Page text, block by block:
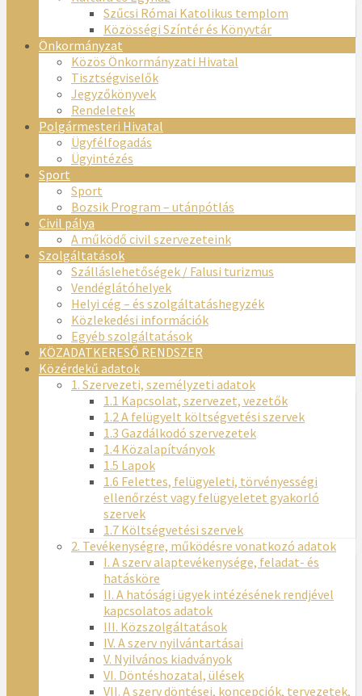
Szűcsi Római Katolikus templom
Közösségi Színtér és Könyvtár
Önkormányzat
Közös Önkormányzati Hivatal
Tisztségviselők
Jegyzőkönyvek
Rendeletek
Polgármesteri Hivatal
Ügyfélfogadás
Ügyintézés
Sport
Sport
Bozsik Program – utánpótlás
Civil pálya
A működő civil szervezeteink
Szolgáltatások
Szálláslehetőségek / Falusi turizmus
Vendéglátóhelyek
Helyi cég – és szolgáltatáshegyzék
Közlekedési információk
Egyéb szolgáltatások
KÖZADATKERESŐ RENDSZER
Közérdekű adatok
1. Szervezeti, személyzeti adatok
1.1 Kapcsolat, szervezet, vezetők
1.2 A felügyelt költségvetési szervek
1.3 Gazdálkodó szervezetek
1.4 Közalapítványok
1.5 Lapok
1.6 Felettes, felügyeleti, törvényességi
ellenőrzést vagy felügyeletet gyakorló
szervek
1.7 Költségvetési szervek
2. Tevékenységre, működésre vonatkozó adatok
I. A szerv alaptevékenysége, feladat- és
hatásköre
II. A hatósági ügyek intézésének rendjével
kapcsolatos adatok
III. Közszolgáltatások
IV. A szerv nyilvántartásai
V. Nyilvános kiadványok
VI. Döntéshozatal, ülések
VII. A szerv döntései, koncepciók, tervezetek,